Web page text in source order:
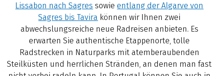
Lissabon nach Sagres sowieentlang der Algarve von
Sagres bis Tavira können wir Ihnen zwei
abwechslungsreiche neue Radreisen anbieten. Es
erwarten Sie authentische Etappenorte, tolle
Radstrecken in Naturparks mit atemberaubenden
Steilküsten und herrlichen Stränden, an denen man fast